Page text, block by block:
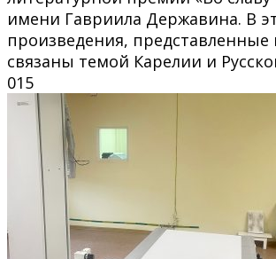
имени Гавриила Державина. В
произведения, представленные
связаны темой Карелии и
015